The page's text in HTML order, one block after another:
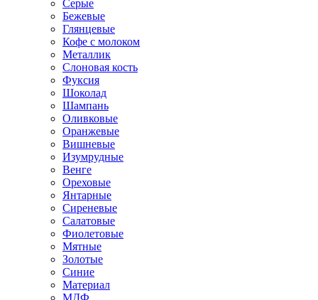
Серые
Бежевые
Глянцевые
Кофе с молоком
Металлик
Слоновая кость
Фуксия
Шоколад
Шампань
Оливковые
Оранжевые
Вишневые
Изумрудные
Венге
Ореховые
Янтарные
Сиреневые
Салатовые
Фиолетовые
Мятные
Золотые
Синие
Материал
МДФ